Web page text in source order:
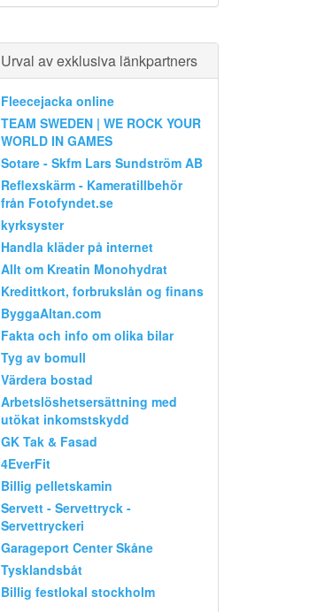
Urval av exklusiva länkpartners
Fleecejacka online
TEAM SWEDEN | WE ROCK YOUR
WORLD IN GAMES
Sotare - Skfm Lars Sundström AB
Reflexskärm - Kameratillbehör
från Fotofyndet.se
kyrksyster
Handla kläder på internet
Allt om Kreatin Monohydrat
Kredittkort, forbrukslån og finans
ByggaAltan.com
Fakta och info om olika bilar
Tyg av bomull
Värdera bostad
Arbetslöshetsersättning med
utökat inkomstskydd
GK Tak & Fasad
4EverFit
Billig pelletskamin
Servett - Servettryck -
Servettryckeri
Garageport Center Skåne
Tysklandsbåt
Billig festlokal stockholm